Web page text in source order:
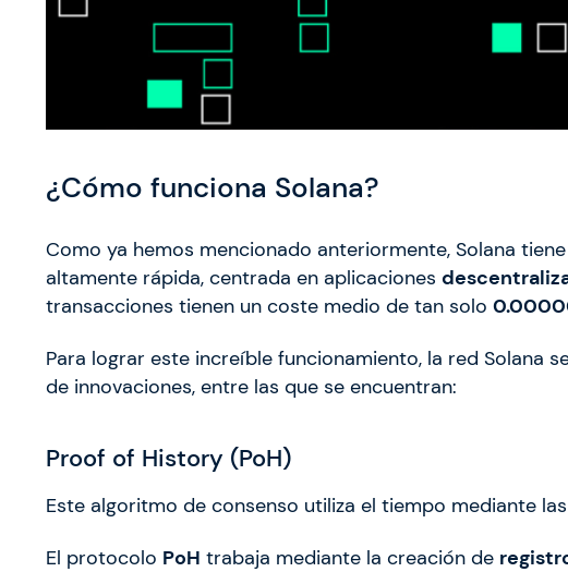
¿Cómo funciona Solana?
Como ya hemos mencionado anteriormente, Solana
altamente rápida, centrada en aplicaciones
transacciones tienen un coste medio de tan solo
Para lograr este increíble funcionamiento, la red Solana
de innovaciones, entre las que se encuentran:
Proof of History (PoH)
Este algoritmo de consenso utiliza el tiempo mediante
El protocolo PoH trabaja mediante la creación de